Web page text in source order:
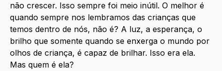
não crescer. Isso sempre foi meio inútil. O melhor é
quando sempre nos lembramos das crianças que
temos dentro de nós, não é? A luz, a esperança, o
brilho que somente quando se enxerga o mundo por
olhos de criança, é capaz de brilhar. Isso era ela.
Mas quem é ela?